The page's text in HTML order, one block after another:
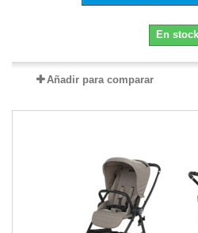
En stock
Añadir para comparar